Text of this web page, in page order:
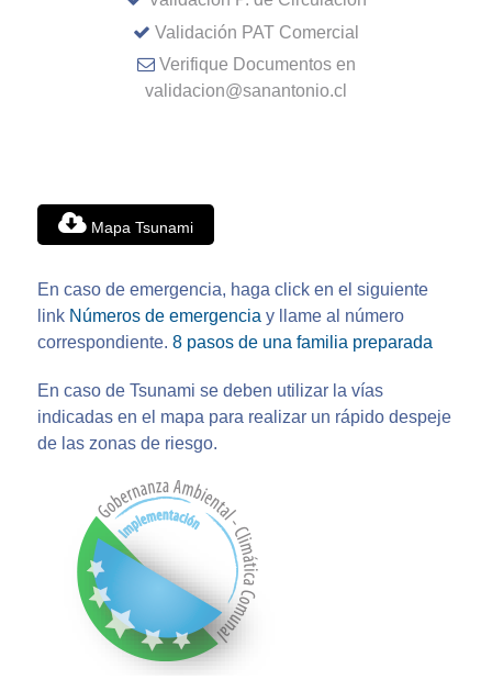
Validación PAT Comercial
Verifique Documentos en
validacion@sanantonio.cl
Mapa Tsunami
En caso de emergencia, haga click en el siguiente
link Números de emergencia y llame al número
correspondiente. 8 pasos de una familia preparada
En caso de Tsunami se deben utilizar la vías
indicadas en el mapa para realizar un rápido despeje
de las zonas de riesgo.